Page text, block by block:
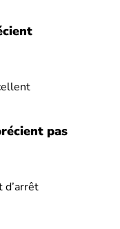
pas
d’arrêt